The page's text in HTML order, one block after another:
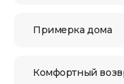
Примерка дома
Комфортный